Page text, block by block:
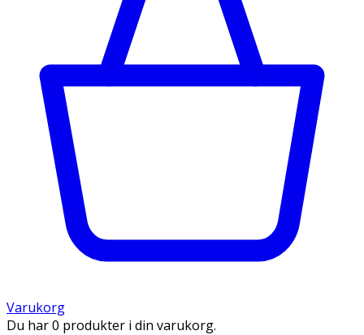
Varukorg
Du har 0 produkter i din varukorg.